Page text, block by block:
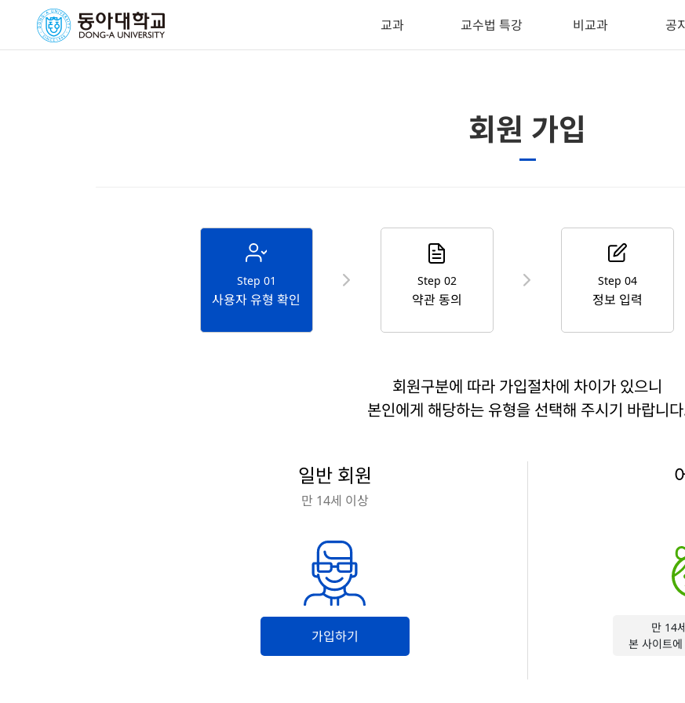
교과 교수법 특강 비교과 공
회원 가입
Step 01
사용자 유형 확인
 Step 02
약관 동의
 Step 04
정보 입력
회원구분에 따라 가입절차에 차이가 있으니
본인에게 해당하는 유형을 선택해 주시기 바랍니
일반 회원
만 14세 이상
가입하기
만 14
본 사이트